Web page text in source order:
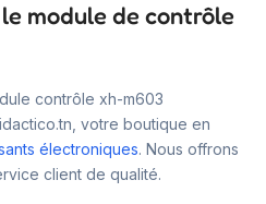
module de contrôle
contrôle xh-m603
votre boutique en
électroniques. Nous offrons
client de qualité.